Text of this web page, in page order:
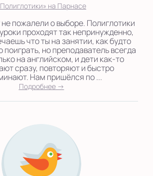
на Парнасе
пожалели о выборе. Полиглотики
проходят так непринужденно,
что ты на занятии, как будто
но преподаватель всегда
на английском, и дети как-то
сразу, повторяют и быстро
Нам пришёлся по ...
Подробнее →